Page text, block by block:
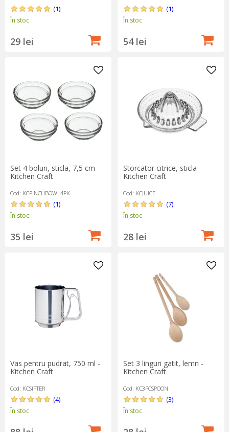
(1)
În stoc
29 lei
(1)
În stoc
54 lei
Set 4 boluri, sticla, 7,5 cm -
Kitchen Craft
Cod: KCPINCHBOWL4PK
(1)
În stoc
35 lei
Storcator citrice, sticla -
Kitchen Craft
Cod: KCJUICE
(7)
În stoc
28 lei
Vas pentru pudrat, 750 ml -
Kitchen Craft
Cod: KCSIFTER
(4)
În stoc
Set 3 linguri gatit, lemn -
Kitchen Craft
Cod: KC3PCSPOON
(3)
În stoc